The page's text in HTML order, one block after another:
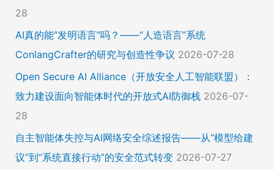
28
AI真的能“发明语言”吗？——“人造语言”系统
ConlangCrafter的研究与创造性争议 2026-07-28
Open Secure AI Alliance（开放安全人工智能联盟）：
致力建设面向智能体时代的开放式AI防御栈 2026-07-
28
自主智能体失控与AI网络安全综述报告——从“模型给建
议”到“系统直接行动”的安全范式转变 2026-07-27